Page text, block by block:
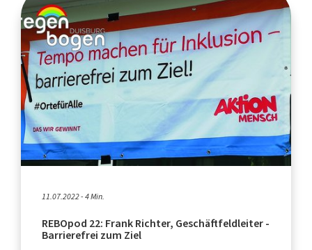
11.07.2022 - 4 Min.
REBOpod 22: Frank Richter, Geschäftfeldleiter -
Barrierefrei zum Ziel